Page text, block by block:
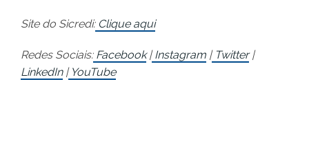
Site do Sicredi:Clique aqui
Redes Sociais:Facebook|Instagram |Twitter|
LinkedIn|YouTube